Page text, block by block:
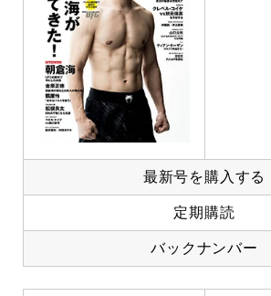
最新号を購入する
定期購読
バックナンバー